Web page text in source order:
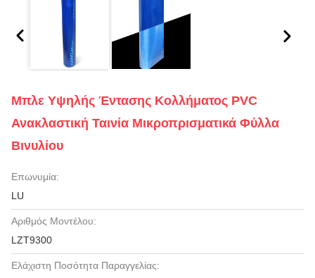
Μπλε Υψηλής Έντασης Κολλήματος PVC
Ανακλαστική Ταινία Μικροπρισματικά Φύλλα
Βινυλίου
Επωνυμία:
LU
Αριθμός Μοντέλου:
LZT9300
Ελάχιστη Ποσότητα Παραγγελίας: